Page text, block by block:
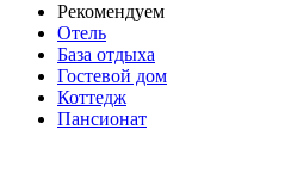
Рекомендуем
Отель
База отдыха
Гостевой дом
Коттедж
Пансионат